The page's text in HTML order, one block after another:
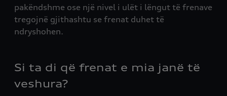
pakëndshme ose një nivel i ulët i lëngut të frenave
tregojnë gjithashtu se frenat duhet të
ndryshohen.
Si ta di që frenat e mia janë të
veshura?